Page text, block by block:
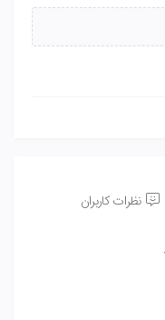
نظرات کاربران